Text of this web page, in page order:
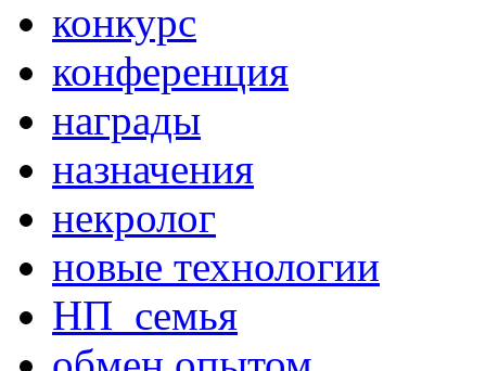
конкурс
конференция
награды
назначения
некролог
новые технологии
НП_семья